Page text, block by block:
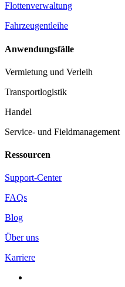
Flottenverwaltung
Fahrzeugentleihe
Anwendungsfälle
Vermietung und Verleih
Transportlogistik
Handel
Service- und Fieldmanagement
Ressourcen
Support-Center
FAQs
Blog
Über uns
Karriere